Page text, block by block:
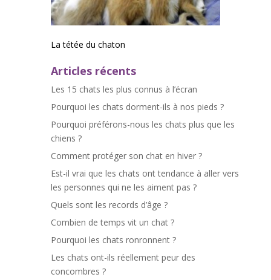
La tétée du chaton
Articles récents
Les 15 chats les plus connus à l’écran
Pourquoi les chats dorment-ils à nos pieds ?
Pourquoi préférons-nous les chats plus que les
chiens ?
Comment protéger son chat en hiver ?
Est-il vrai que les chats ont tendance à aller vers
les personnes qui ne les aiment pas ?
Quels sont les records d’âge ?
Combien de temps vit un chat ?
Pourquoi les chats ronronnent ?
Les chats ont-ils réellement peur des
concombres ?